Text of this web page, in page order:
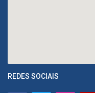
REDES SOCIAIS